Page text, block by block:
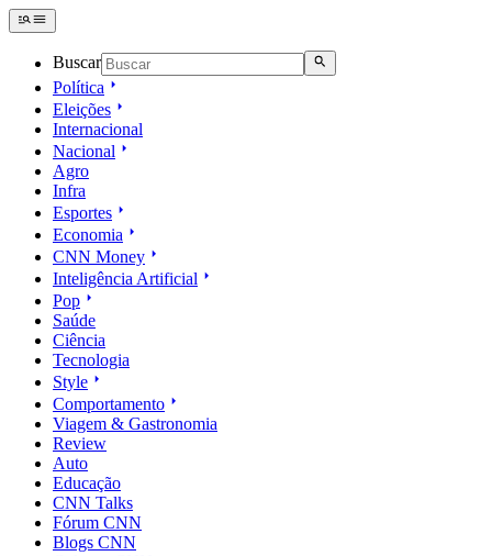
Buscar
Política
Eleições
Internacional
Nacional
Agro
Infra
Esportes
Economia
CNN Money
Inteligência Artificial
Pop
Saúde
Ciência
Tecnologia
Style
Comportamento
Viagem & Gastronomia
Review
Auto
Educação
CNN Talks
Fórum CNN
Blogs CNN